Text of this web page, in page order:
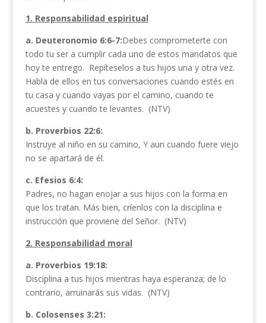
1. Responsabilidad espiritual
a. Deuteronomio 6:6-7:Debes comprometerte con
todo tu ser a cumplir cada uno de estos mandatos que
hoy te entrego. Repíteselos a tus hijos una y otra vez.
Habla de ellos en tus conversaciones cuando estés en
tu casa y cuando vayas por el camino, cuando te
acuestes y cuando te levantes. (NTV)
b. Proverbios 22:6:
Instruye al niño en su camino, Y aun cuando fuere viejo
no se apartará de él.
c. Efesios 6:4:
Padres, no hagan enojar a sus hijos con la forma en
que los tratan. Más bien, críenlos con la disciplina e
instrucción que proviene del Señor. (NTV)
2. Responsabilidad moral
a. Proverbios 19:18:
Disciplina a tus hijos mientras haya esperanza; de lo
contrario, arruinarás sus vidas. (NTV)
b. Colosenses 3:21: